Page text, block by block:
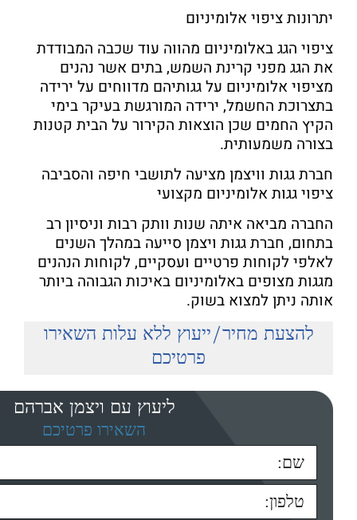
יתרונות ציפוי אלומיניום
ציפוי הגג באלומיניום מהווה עוד שכבה המבודדת
את הגג מפני קרינת השמש, בתים אשר נהנים
מציפוי אלומיניום על גגותיהם מדווחים על ירידה
בתצרוכת החשמל, ירידה המורגשת בעיקר בימי
הקיץ החמים שכן הוצאות הקירור על הבית קטנות
בצורה משמעותית.
חברת גגות וויצמן מציעה לתושבי חיפה והסביבה
ציפוי גגות אלומיניום מקצועי
החברה מביאה איתה שנות וותק רבות וניסיון רב
בתחום, חברת גגות ויצמן סייעה במהלך השנים
לאלפי לקוחות פרטיים ועסקיים, לקוחות הנהנים
מגגות מצופים באלומיניום באיכות הגבוהה ביותר
אותה ניתן למצוא בשוק.
להצעת מחיר/ייעוץ ללא עלות השאירו
פרטיכם
ליעוץ עם ויצמן אברהם
השאירו פרטיכם